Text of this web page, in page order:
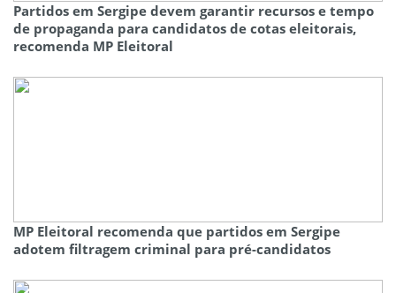
Partidos em Sergipe devem garantir recursos e tempo
de propaganda para candidatos de cotas eleitorais,
recomenda MP Eleitoral
MP Eleitoral recomenda que partidos em Sergipe
adotem filtragem criminal para pré-candidatos